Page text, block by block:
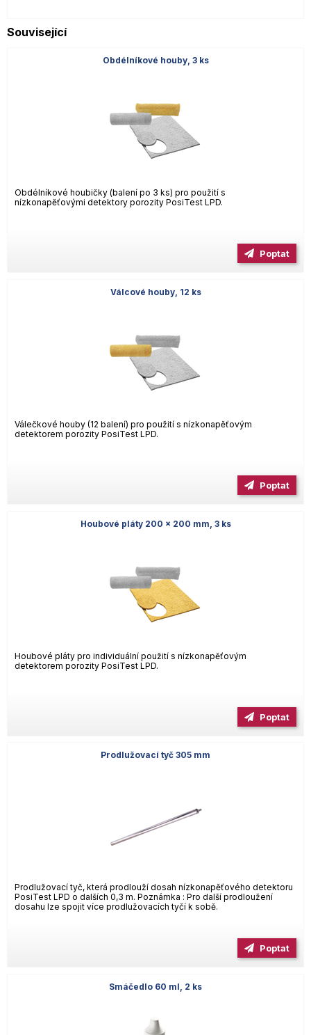
Související
Obdélníkové houby, 3 ks
Obdélníkové houbičky (balení po 3 ks) pro použití s
nízkonapěťovými detektory porozity PosiTest LPD.
Poptat
Válcové houby, 12 ks
Válečkové houby (12 balení) pro použití s nízkonapěťovým
detektorem porozity PosiTest LPD.
Poptat
Houbové pláty 200 x 200 mm, 3 ks
Houbové pláty pro individuální použití s nízkonapěťovým
detektorem porozity PosiTest LPD.
Poptat
Prodlužovací tyč 305 mm
Prodlužovací tyč, která prodlouží dosah nízkonapěťového detektoru
PosiTest LPD o dalších 0,3 m. Poznámka : Pro další prodloužení
dosahu lze spojit více prodlužovacích tyčí k sobě.
Poptat
Smáčedlo 60 ml, 2 ks